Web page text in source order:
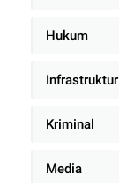
Hukum
Infrastruktur
Kriminal
Media